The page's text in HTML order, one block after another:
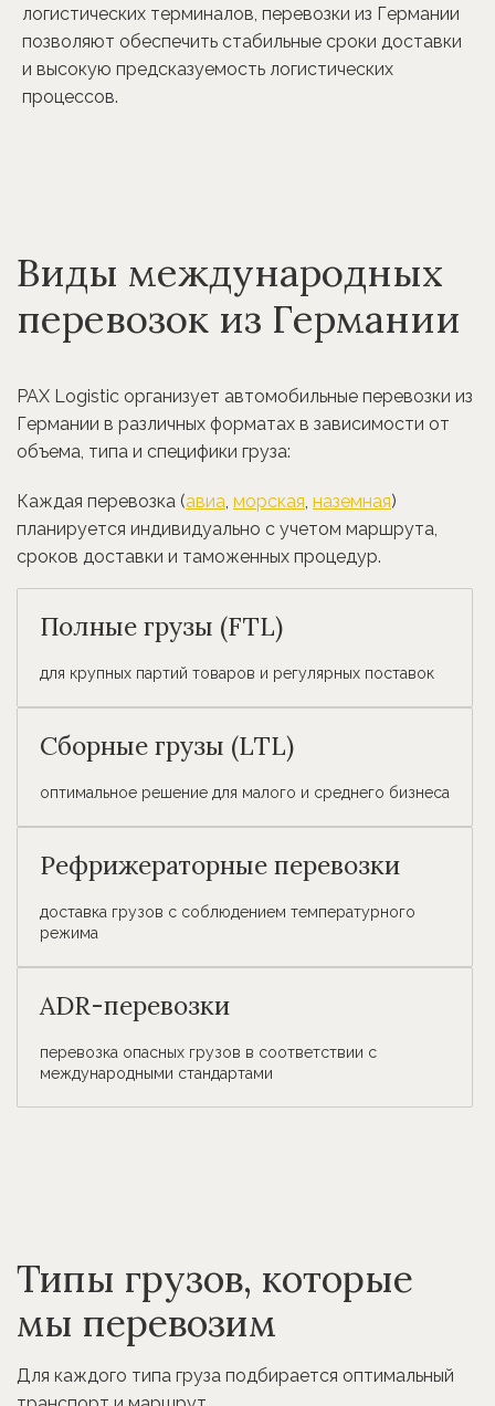
логистических терминалов, перевозки из Германии
позволяют обеспечить стабильные сроки доставки
и высокую предсказуемость логистических
процессов.
Виды международных
перевозок из Германии
PAX Logistic организует автомобильные перевозки из
Германии в различных форматах в зависимости от
объема, типа и специфики груза:
Каждая перевозка (авиа, морская, наземная)
планируется индивидуально с учетом маршрута,
сроков доставки и таможенных процедур.
Полные грузы (FTL)
для крупных партий товаров и регулярных поставок
Сборные грузы (LTL)
оптимальное решение для малого и среднего бизнеса
Рефрижераторные перевозки
доставка грузов с соблюдением температурного
режима
ADR-перевозки
перевозка опасных грузов в соответствии с
международными стандартами
Типы грузов, которые
мы перевозим
Для каждого типа груза подбирается оптимальный